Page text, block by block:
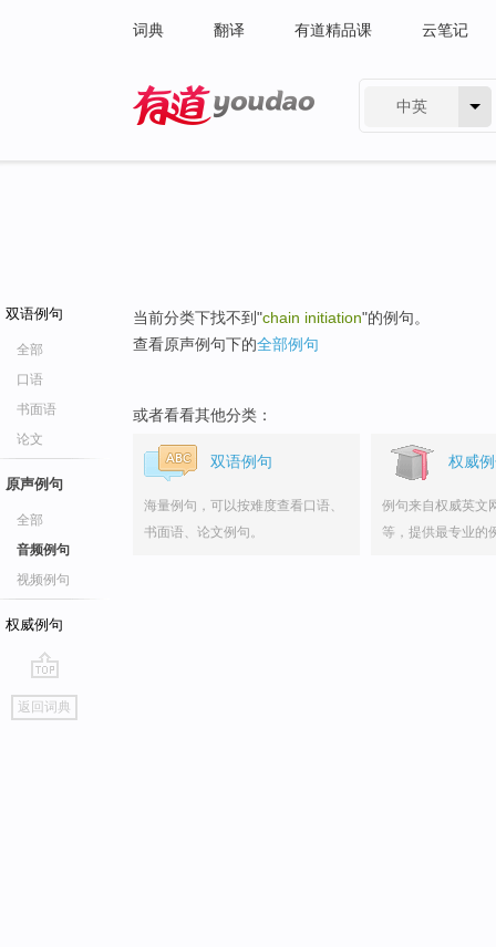
词典 翻译 有道精品课 云笔记
中英
双语例句
全部
口语
书面语
论文
原声例句
全部
音频例句
视频例句
权威例句
go
top
返回词典
当前分类下找不到"chain initiation"的例句。
查看原声例句下的全部例句
或者看看其他分类：
双语例句
海量例句，可以按难度查看口语、
书面语、论文例句。
权威
例句来自权威英文
等，提供最专业的